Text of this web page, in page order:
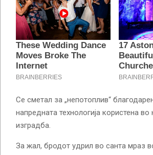
Се сметал за „непотоплив“
напредната технологија користена во
изградба.
За жал, бродот удрил во санта мраз